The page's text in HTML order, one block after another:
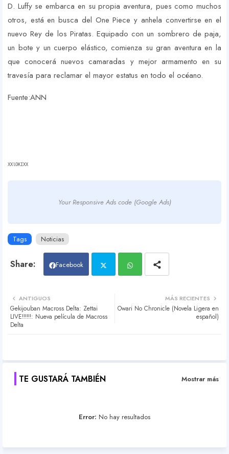
D. Luffy se embarca en su propia aventura, pues como muchos
otros, está en busca del One Piece y anhela convertirse en el
nuevo Rey de los Piratas. Equipado con un sombrero de paja,
un bote y un cuerpo elástico, comienza su gran aventura en la
que conocerá nuevos camaradas y mejor armamento en su
travesía para reclamar el mayor estatus en todo el océano.
Fuente:ANN
XXlOKIXX
Your Responsive Ads code (Google Ads)
Tags Noticias
Facebook
atsa
MÁS RECIENTES
Owari No Chronicle (Novela Ligera en
español)
ANTIGUOS
Gekijouban Macross Delta: Zettai
LIVE!!!!!!: Nueva película de Macross
Delta
TE GUSTARÁ TAMBIÉN Mostrar más
Error: No hay resultados